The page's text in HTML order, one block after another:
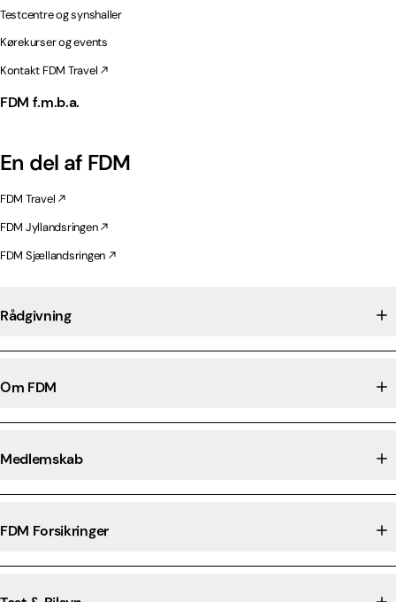
Testcentre og synshaller
Kørekurser og events
Kontakt FDM Travel
FDM f.m.b.a.
En del af FDM
FDM Travel
FDM Jyllandsringen
FDM Sjællandsringen
Rådgivning
Om FDM
Medlemskab
FDM Forsikringer